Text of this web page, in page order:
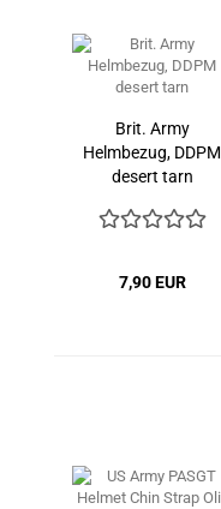
Brit. Army
Helmbezug, DDPM
desert tarn
7,90 EUR